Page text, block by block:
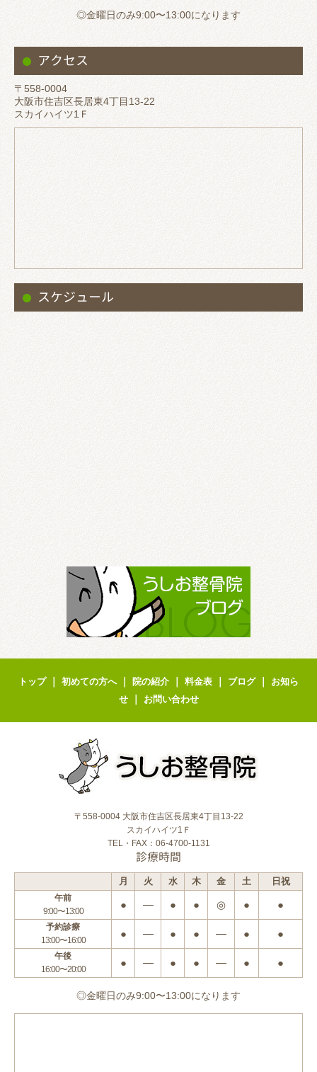
◎金曜日のみ9:00〜13:00になります
アクセス
〒558-0004
大阪市住吉区長居東4丁目13-22
スカイハイツ1Ｆ
スケジュール
トップ｜ 初めての方へ｜ 院の紹介 料金表 ブログ｜ お知ら
せ｜ お問い合わせ
〒558-0004 大阪市住吉区長居東4丁目13-22
スカイハイツ1Ｆ
TEL・FAX：06-4700-1131
診療時間
月 火 水 木 金 土 日祝
午前
9:00〜13:00
● ― ● ● ◎ ● ●
予約診療
13:00〜16:00
● ― ● ● ― ● ●
午後
16:00〜20:00
● ― ● ● ― ● ●
◎金曜日のみ9:00〜13:00になります